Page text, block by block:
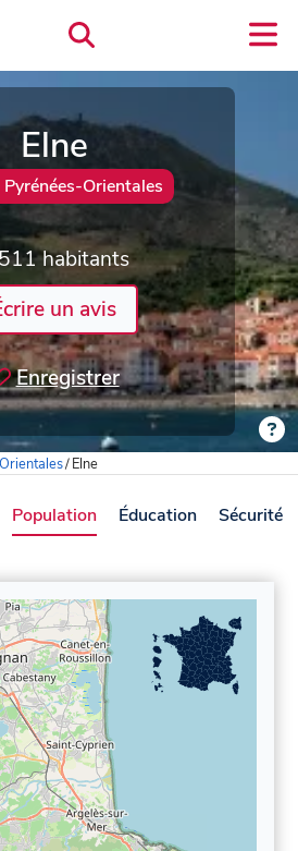
Elne
Orientales
habitants
un avis
Enregistrer
/Elne
Population Éducation Sécurité